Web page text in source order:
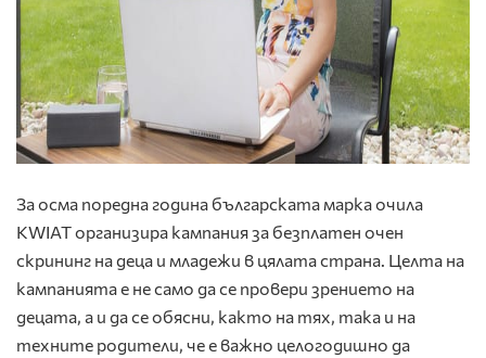
За осма поредна година българската марка очила
KWIAT организира кампания за безплатен очен
скрининг на деца и младежи в цялата страна. Целта на
кампанията е не само да се провери зрението на
децата, а и да се обясни, както на тях, така и на
техните родители, че е важно целогодишно да